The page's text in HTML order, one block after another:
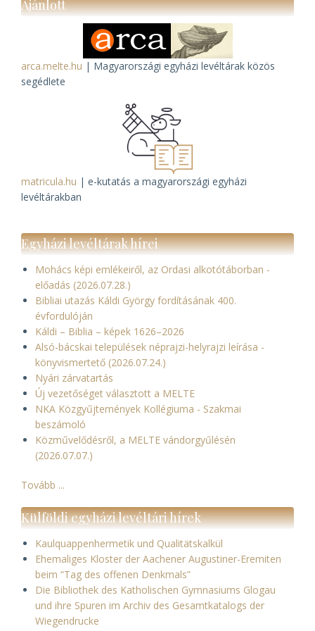
Ajánlott
arca.melte.hu | Magyarországi egyházi levéltárak közös
segédlete
matricula.hu | e-kutatás a magyarországi egyházi
levéltárakban
Egyházi levéltárak hírei
Mohács képi emlékeiről, az Ordasi alkotótáborban -
előadás (2026.07.28.)
Bibliai utazás Káldi György fordításának 400.
évfordulóján
Káldi – Biblia – képek 1626–2026
Alsó-bácskai települések néprajzi-helyrajzi leírása -
könyvismertető (2026.07.24.)
Nyári zárvatartás
Új vezetőséget választott a MELTE
NKA Közgyűjtemények Kollégiuma - Szakmai
beszámoló
Közművelődésről, a MELTE vándorgyűlésén
(2026.07.07.)
Tovább ...
Külföldi egyházi levéltári hírek
Kaulquappenhermetik und Qualitätskalkül
Ehemaliges Kloster der Aachener Augustiner-Eremiten
beim “Tag des offenen Denkmals”
Die Bibliothek des Katholischen Gymnasiums Glogau
und ihre Spuren im Archiv des Gesamtkatalogs der
Wiegendrucke